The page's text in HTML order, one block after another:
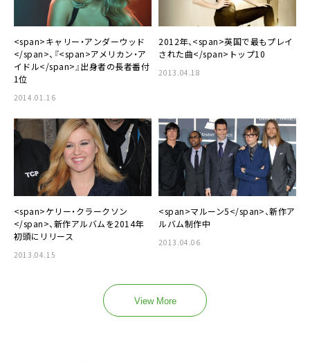
<span>キャリー・アンダーウッド
</span>、『<span>アメリカン・ア
イドル</span>』出身者の長者番付
1位
2014.01.16
2012年、<span>英国で最もプレイ
された曲</span>トップ10
2013.04.18
<span>ケリー・クラークソン
</span>、新作アルバムを2014年
初頭にリリース
2013.04.15
<span>マルーン5</span>、新作ア
ルバム制作中
2013.04.06
View More